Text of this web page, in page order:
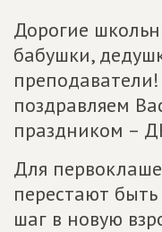
Дорогие
бабушки,
поздравляем
праздником –
Для
перестают
шаг в новую